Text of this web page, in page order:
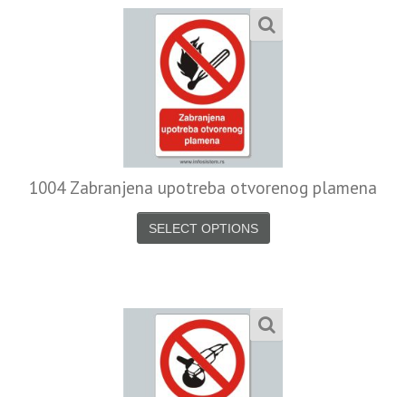
1004 Zabranjena upotreba otvorenog plamena
SELECT OPTIONS